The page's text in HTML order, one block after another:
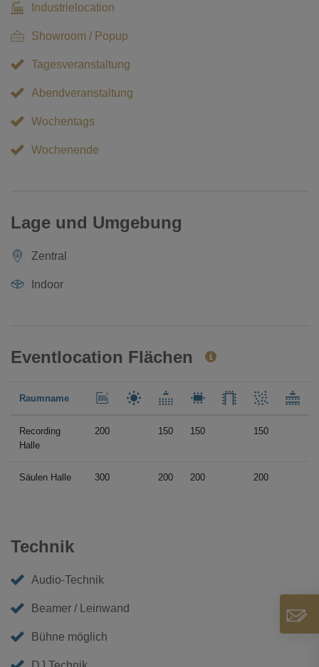
Industrielocation
Showroom / Popup
Tagesveranstaltung
Abendveranstaltung
Wochentags
Wochenende
Lage und Umgebung
Zentral
Indoor
Eventlocation Flächen
Raumname
Recording
Halle
200 150 150 150
Säulen Halle 300 200 200 200
Technik
Audio-Technik
Beamer / Leinwand
Bühne möglich